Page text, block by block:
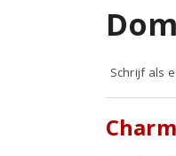
Schrijf als